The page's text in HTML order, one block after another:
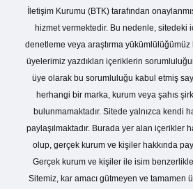
İletişim Kurumu (BTK) tarafından
hizmet vermektedir. Bu nedenle, sitedeki
denetleme veya araştırma yükümlülüğümüz
üyelerimiz yazdıkları içeriklerin
üye olarak bu sorumluluğu kabul etmiş
herhangi bir marka, kurum veya şahıs
bulunmamaktadır. Sitede yalnızca kendi
paylaşılmaktadır. Burada yer alan içerikler
olup, gerçek kurum ve kişiler hakkında
Gerçek kurum ve kişiler ile isim
Sitemiz, kar amacı gütmeyen ve tamamen